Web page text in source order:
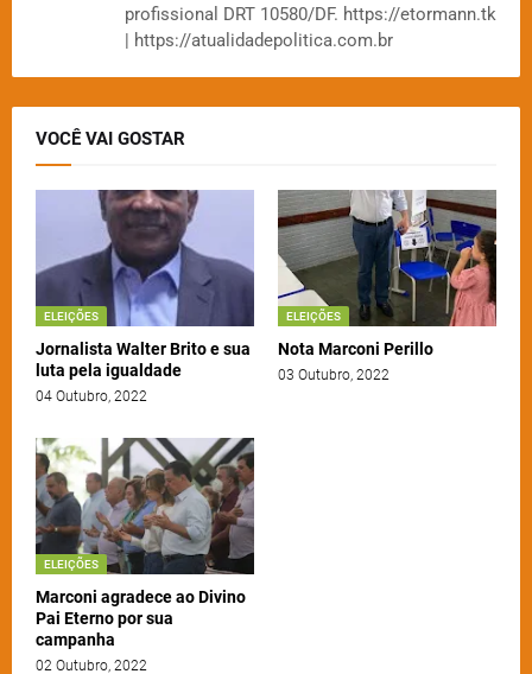
profissional DRT 10580/DF. https://etormann.tk
| https://atualidadepolitica.com.br
VOCÊ VAI GOSTAR
ELEIÇÕES
Jornalista Walter Brito e sua
luta pela igualdade
04 Outubro, 2022
ELEIÇÕES
Nota Marconi Perillo
03 Outubro, 2022
ELEIÇÕES
Marconi agradece ao Divino
Pai Eterno por sua
campanha
02 Outubro, 2022